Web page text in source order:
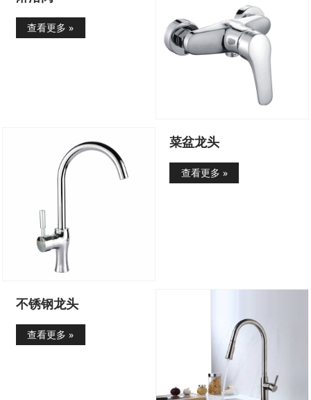
查看更多 »
菜盆龙头
查看更多 »
不锈钢龙头
查看更多 »